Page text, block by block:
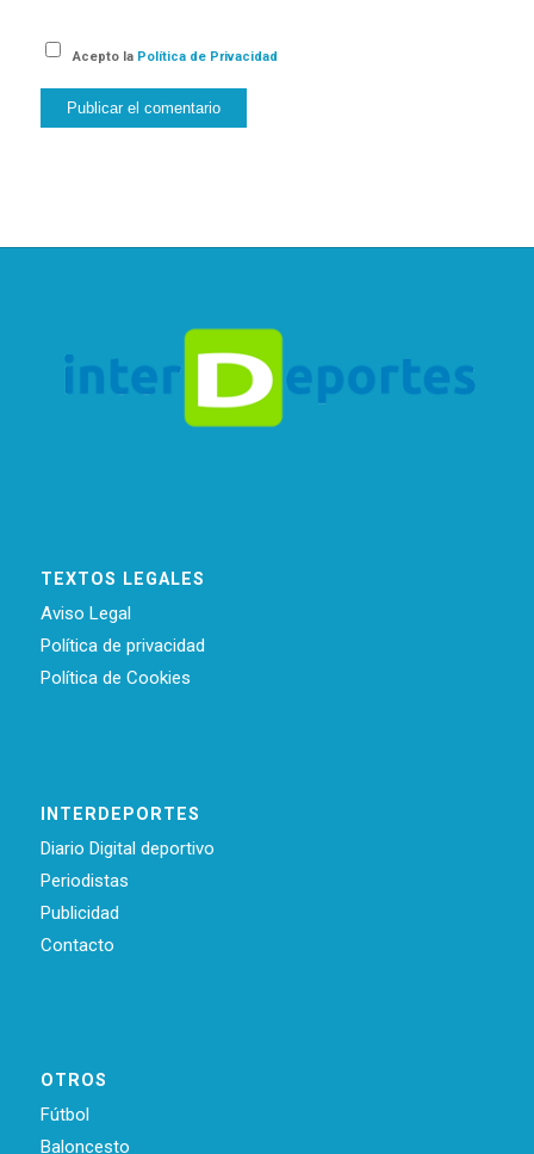
Acepto la Política de Privacidad
TEXTOS LEGALES
Aviso Legal
Política de privacidad
Política de Cookies
INTERDEPORTES
Diario Digital deportivo
Periodistas
Publicidad
Contacto
OTROS
Fútbol
Baloncesto